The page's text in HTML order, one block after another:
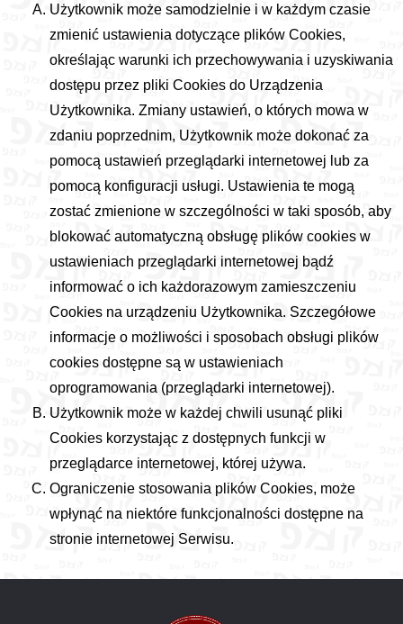
Użytkownik może samodzielnie i w każdym czasie
zmienić ustawienia dotyczące plików Cookies,
określając warunki ich przechowywania i uzyskiwania
dostępu przez pliki Cookies do Urządzenia
Użytkownika. Zmiany ustawień, o których mowa w
zdaniu poprzednim, Użytkownik może dokonać za
pomocą ustawień przeglądarki internetowej lub za
pomocą konfiguracji usługi. Ustawienia te mogą
zostać zmienione w szczególności w taki sposób, aby
blokować automatyczną obsługę plików cookies w
ustawieniach przeglądarki internetowej bądź
informować o ich każdorazowym zamieszczeniu
Cookies na urządzeniu Użytkownika. Szczegółowe
informacje o możliwości i sposobach obsługi plików
cookies dostępne są w ustawieniach
oprogramowania (przeglądarki internetowej).
Użytkownik może w każdej chwili usunąć pliki
Cookies korzystając z dostępnych funkcji w
przeglądarce internetowej, której używa.
Ograniczenie stosowania plików Cookies, może
wpłynąć na niektóre funkcjonalności dostępne na
stronie internetowej Serwisu.